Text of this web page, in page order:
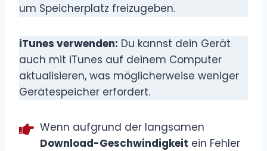
um Speicherplatz freizugeben.
iTunes verwenden: Du kannst dein Gerät
auch mit iTunes auf deinem Computer
aktualisieren, was möglicherweise weniger
Gerätespeicher erfordert.
Wenn aufgrund der langsamen
Download-Geschwindigkeit ein Fehler